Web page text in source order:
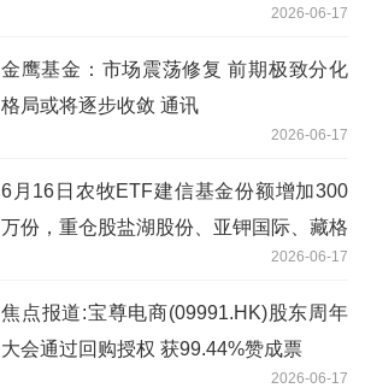
2026-06-17
金鹰基金：市场震荡修复 前期极致分化
格局或将逐步收敛 通讯
2026-06-17
6月16日农牧ETF建信基金份额增加300
万份，重仓股盐湖股份、亚钾国际、藏格
2026-06-17
焦点报道:宝尊电商(09991.HK)股东周年
大会通过回购授权 获99.44%赞成票
2026-06-17